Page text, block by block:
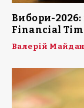
Вибори-
Financial
Валерій